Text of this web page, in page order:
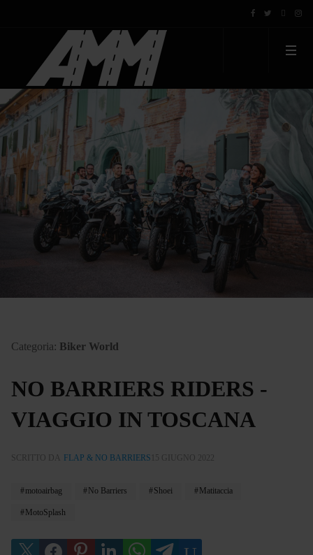
Categoria: Biker World
NO BARRIERS RIDERS -
VIAGGIO IN TOSCANA
SCRITTO DA FLAP & NO BARRIERS 15 GIUGNO 2022
motoairbag No Barriers Shoei Matitaccia
MotoSplash